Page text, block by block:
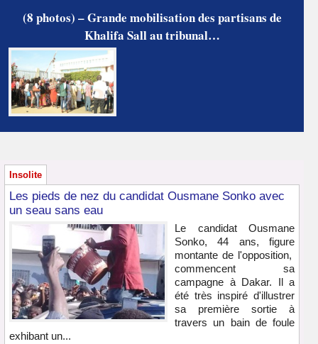
(8 photos) – Grande mobilisation des partisans de
Khalifa Sall au tribunal…
Insolite
Les pieds de nez du candidat Ousmane Sonko avec
un seau sans eau
Le candidat Ousmane
Sonko, 44 ans, figure
montante de l'opposition,
commencent sa
campagne à Dakar. Il a
été très inspiré d'illustrer
sa première sortie à
travers un bain de foule
exhibant un...